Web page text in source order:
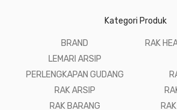
Kategori Produk
BRAND
LEMARI ARSIP
PERLENGKAPAN GUDANG
RAK ARSIP
RAK BARANG
RAK